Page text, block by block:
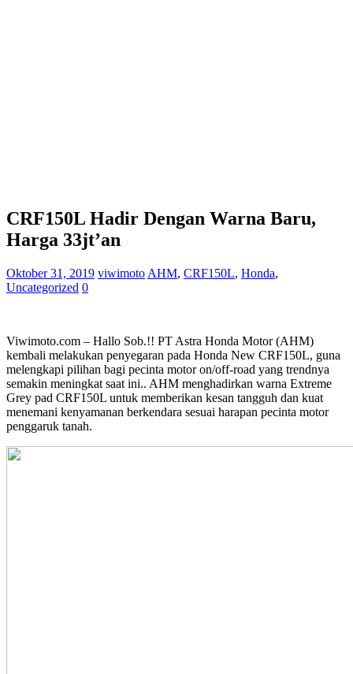
CRF150L Hadir Dengan Warna Baru,
Harga 33jt’an
Oktober 31, 2019 viwimoto AHM, CRF150L, Honda,
Uncategorized 0
Viwimoto.com – Hallo Sob.!! PT Astra Honda Motor (AHM)
kembali melakukan penyegaran pada Honda New CRF150L, guna
melengkapi pilihan bagi pecinta motor on/off-road yang trendnya
semakin meningkat saat ini.. AHM menghadirkan warna Extreme
Grey pad CRF150L untuk memberikan kesan tangguh dan kuat
menemani kenyamanan berkendara sesuai harapan pecinta motor
penggaruk tanah.